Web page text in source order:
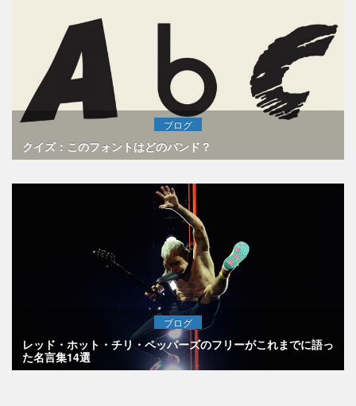
ブログ
クイズ：このフォントはどのバンド？
ブログ
レッド・ホット・チリ・ペッパーズのフリーがこれまでに語っ
た名言集14選